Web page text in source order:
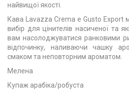
найвищої якості.
Кава Lavazza Crema e Gusto Export
вибір для цінителів насиченої та
вам насолоджуватися ранковими
відпочинку, наливаючи чашку
смаком та неповторним ароматом.
Мелена
Купаж арабіка/робуста